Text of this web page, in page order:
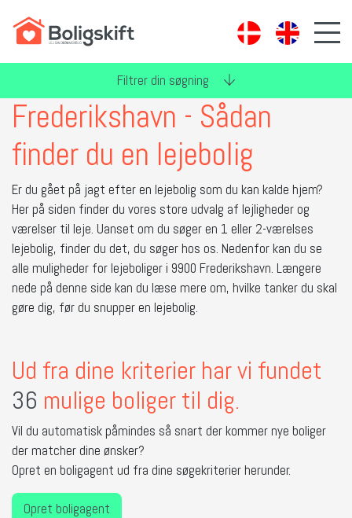
Filtrer din søgning
Frederikshavn - Sådan
finder du en lejebolig
Er du gået på jagt efter en lejebolig som du kan kalde hjem?
Her på siden finder du vores store udvalg af lejligheder og
værelser til leje. Uanset om du søger en 1 eller 2-værelses
lejebolig, finder du det, du søger hos os. Nedenfor kan du se
alle muligheder for lejeboliger i 9900 Frederikshavn. Længere
nede på denne side kan du læse mere om, hvilke tanker du skal
gøre dig, før du snupper en lejebolig.
Ud fra dine kriterier har vi fundet
36 mulige boliger til dig.
Vil du automatisk påmindes så snart der kommer nye boliger
der matcher dine ønsker?
Opret en boligagent ud fra dine søgekriterier herunder.
Opret boligagent